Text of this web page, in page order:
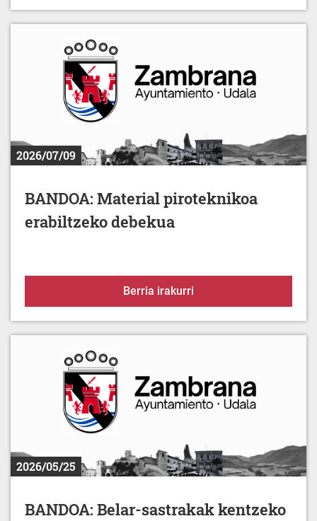
2026/07/09
BANDOA: Material piroteknikoa
erabiltzeko debekua
Berria irakurri
2026/05/25
BANDOA: Belar-sastrakak kentzeko